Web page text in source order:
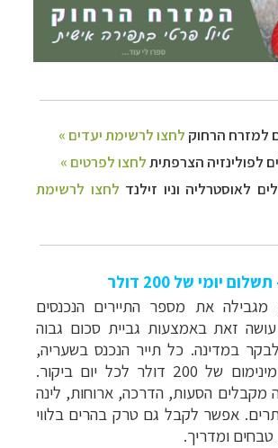
יומי של 200 דולר
את מספר התיירים הנכנסים
זאת באמצעות גביית סכום גבוה
במדינה. כל תייר הנכנס בשעריה,
חייב בתשלום מינימום של 200 דולר לכל יום ביקור.
מקבלים הסעות, הדרכה, ארוחות, לינה
אפשר לקבל גם טרק בהרים בלווי
טבחים ומדריך.